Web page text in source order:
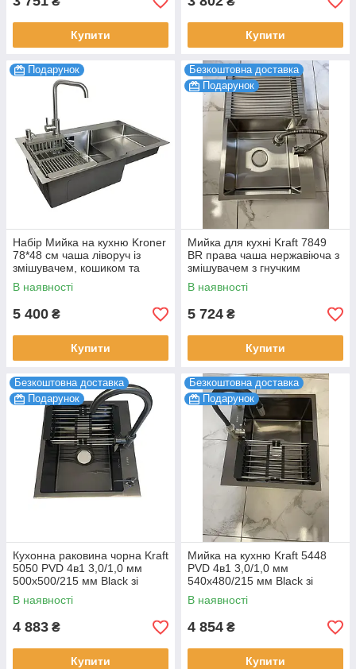
Купити Купити
Подарунок
Набір Мийка на кухню Kroner
78*48 см чаша ліворуч із
змішувачем, кошиком та
дозатором, раковина кухонна
В наявності
5 400 ₴
Купити
Безкоштовна доставка
Подарунок
Мийка для кухні Kraft 7849
ВR права чаша нержавіюча з
змішувачем з гнучким
краном, раковина кухонна
В наявності
5 724 ₴
Купити
Безкоштовна доставка
Подарунок
Кухонна раковина чорна Kraft
5050 PVD 4в1 3,0/1,0 мм
500х500/215 мм Black зі
змішувачем, раковина
кухонна
В наявності
4 883 ₴
Купити
Безкоштовна доставка
Подарунок
Мийка на кухню Kraft 5448
PVD 4в1 3,0/1,0 мм
540х480/215 мм Black зі
змішувачем, раковина
кухонна нержавійка
В наявності
4 854 ₴
Купити